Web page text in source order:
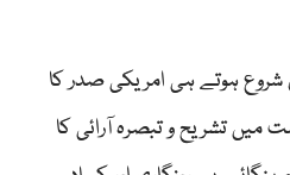
ہوتے ہی امریکی صدر کا
تشریح و تبصرہ آرائی کا